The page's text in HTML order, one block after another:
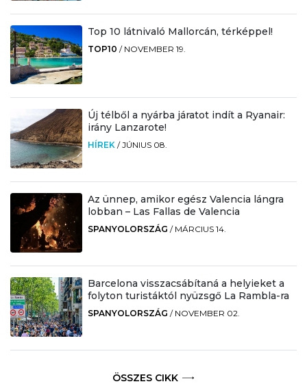
Top 10 látnivaló Mallorcán, térképpel!
TOP10 / NOVEMBER 19.
Új télből a nyárba járatot indít a Ryanair:
irány Lanzarote!
HÍREK /JÚNIUS 08.
Az ünnep, amikor egész Valencia lángra
lobban – Las Fallas de Valencia
SPANYOLORSZÁG / MÁRCIUS 14.
Barcelona visszacsábítaná a helyieket a
folyton turistáktól nyüzsgő La Rambla-ra
SPANYOLORSZÁG / NOVEMBER 02.
ÖSSZES CIKK